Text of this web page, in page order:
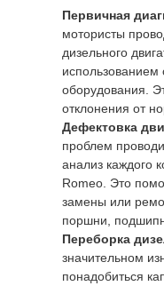
Первичная
мотористы
дизельного
использованием
оборудования.
отклонения от
Дефектовка
проблем
анализ каждого
Romeo. Это
замены или
поршни,
Переборка
значительном
понадобиться